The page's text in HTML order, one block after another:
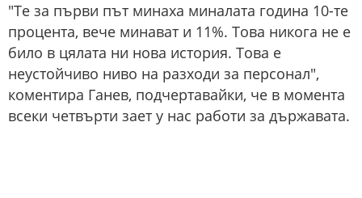
"Те за първи път минаха миналата година 10-те
процента, вече минават и 11%. Това никога не е
било в цялата ни нова история. Това е
неустойчиво ниво на разходи за персонал",
коментира Ганев, подчертавайки, че в момента
всеки четвърти зает у нас работи за държавата.